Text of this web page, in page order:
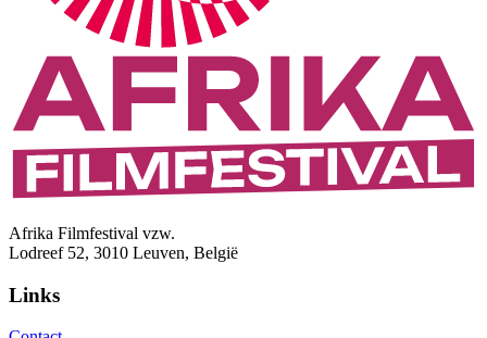
Afrika Filmfestival vzw.
Lodreef 52, 3010 Leuven, België
Links